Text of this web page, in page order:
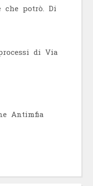
che potrò. Di
di Via
Antimfia